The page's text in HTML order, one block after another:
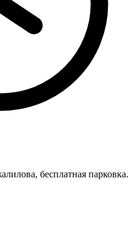
бесплатная парковка.